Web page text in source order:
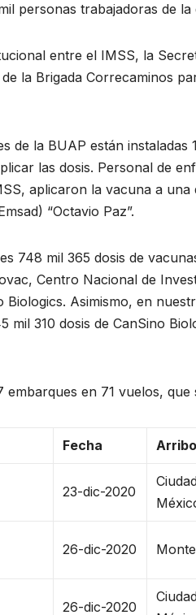
personas trabajadoras de la
entre el IMSS, la
la Brigada Correcaminos
de la BUAP están
las dosis. Personal de
aplicaron la vacuna a
“Octavio Paz”.
748 mil 365 dosis de
Centro Nacional de
Biologics. Asimismo, en
mil 310 dosis de CanSino
en 71 vuelos, que
Fecha Arribo
23-dic-2020
26-dic-2020
26-dic-2020